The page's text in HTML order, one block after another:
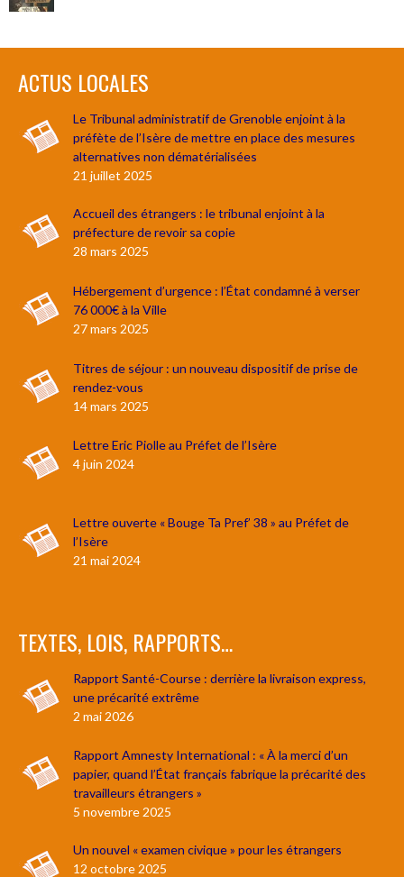
ACTUS LOCALES
Le Tribunal administratif de Grenoble enjoint à la
préfète de l’Isère de mettre en place des mesures
alternatives non dématérialisées
21 juillet 2025
Accueil des étrangers : le tribunal enjoint à la
préfecture de revoir sa copie
28 mars 2025
Hébergement d’urgence : l’État condamné à verser
76 000€ à la Ville
27 mars 2025
Titres de séjour : un nouveau dispositif de prise de
rendez-vous
14 mars 2025
Lettre Eric Piolle au Préfet de l’Isère
4 juin 2024
Lettre ouverte « Bouge Ta Pref’ 38 » au Préfet de
l’Isère
21 mai 2024
TEXTES, LOIS, RAPPORTS…
Rapport Santé-Course : derrière la livraison express,
une précarité extrême
2 mai 2026
Rapport Amnesty International : « À la merci d’un
papier, quand l’État français fabrique la précarité des
travailleurs étrangers »
5 novembre 2025
Un nouvel « examen civique » pour les étrangers
12 octobre 2025